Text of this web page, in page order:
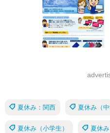
夏休み：関西 夏休み（中
夏休み（小学生） 夏休み